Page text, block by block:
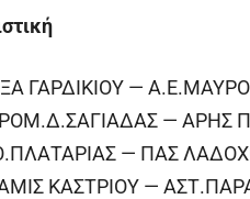
ΓΑΡΔΙΚΙΟΥ —
— ΑΡΗΣ
— ΠΑΣ
ΚΑΣΤΡΙΟΥ —